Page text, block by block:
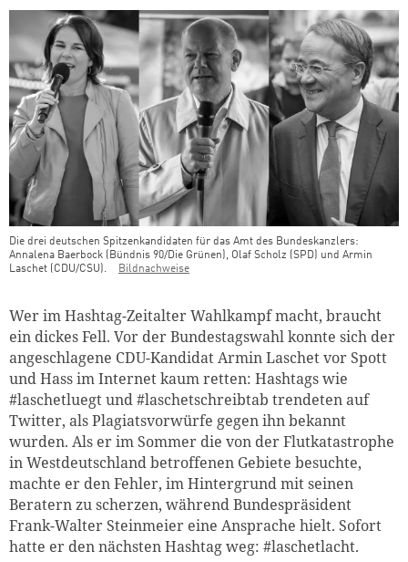
Die drei deutschen Spitzenkandidaten für das Amt des Bundeskanzlers:
Annalena Baerbock (Bündnis 90/Die Grünen), Olaf Scholz (SPD) und Armin
Laschet (CDU/CSU).
Bildnachweise
Wer im Hashtag-Zeitalter Wahlkampf macht, braucht
ein dickes Fell. Vor der Bundestagswahl konnte sich der
angeschlagene CDU-Kandidat Armin Laschet vor Spott
und Hass im Internet kaum retten: Hashtags wie
#laschetluegt und #laschetschreibtab trendeten auf
Twitter, als Plagiatsvorwürfe gegen ihn bekannt
wurden. Als er im Sommer die von der Flutkatastrophe
in Westdeutschland betroffenen Gebiete besuchte,
machte er den Fehler, im Hintergrund mit seinen
Beratern zu scherzen, während Bundespräsident
Frank-Walter Steinmeier eine Ansprache hielt. Sofort
hatte er den nächsten Hashtag weg: #laschetlacht.